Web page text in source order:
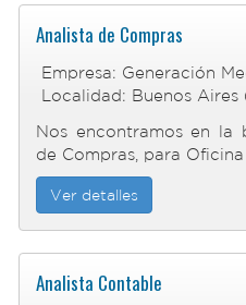
Analista de Compras
Empresa: Generación
Localidad: Buenos Aires
Nos encontramos en la
de Compras, para Oficina
Ver detalles
Analista Contable